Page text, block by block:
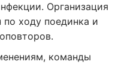
Организация
по ходу поединка и
команды